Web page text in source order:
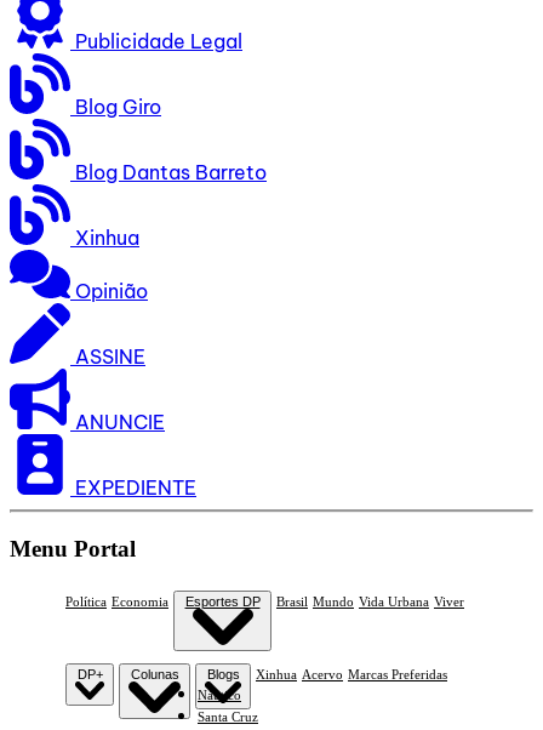
Publicidade Legal
Blog Giro
Blog Dantas Barreto
Xinhua
Opinião
ASSINE
ANUNCIE
EXPEDIENTE
Menu Portal
Política Economia Esportes DP
Náutico
Santa Cruz
Brasil Mundo Vida Urbana Viver
DP+ Colunas Blogs Xinhua Acervo Marcas Preferidas